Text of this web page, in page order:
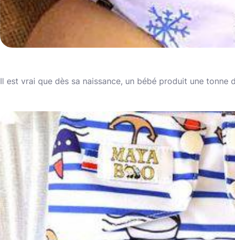
Il est vrai que dès sa naissance, un bébé produit une